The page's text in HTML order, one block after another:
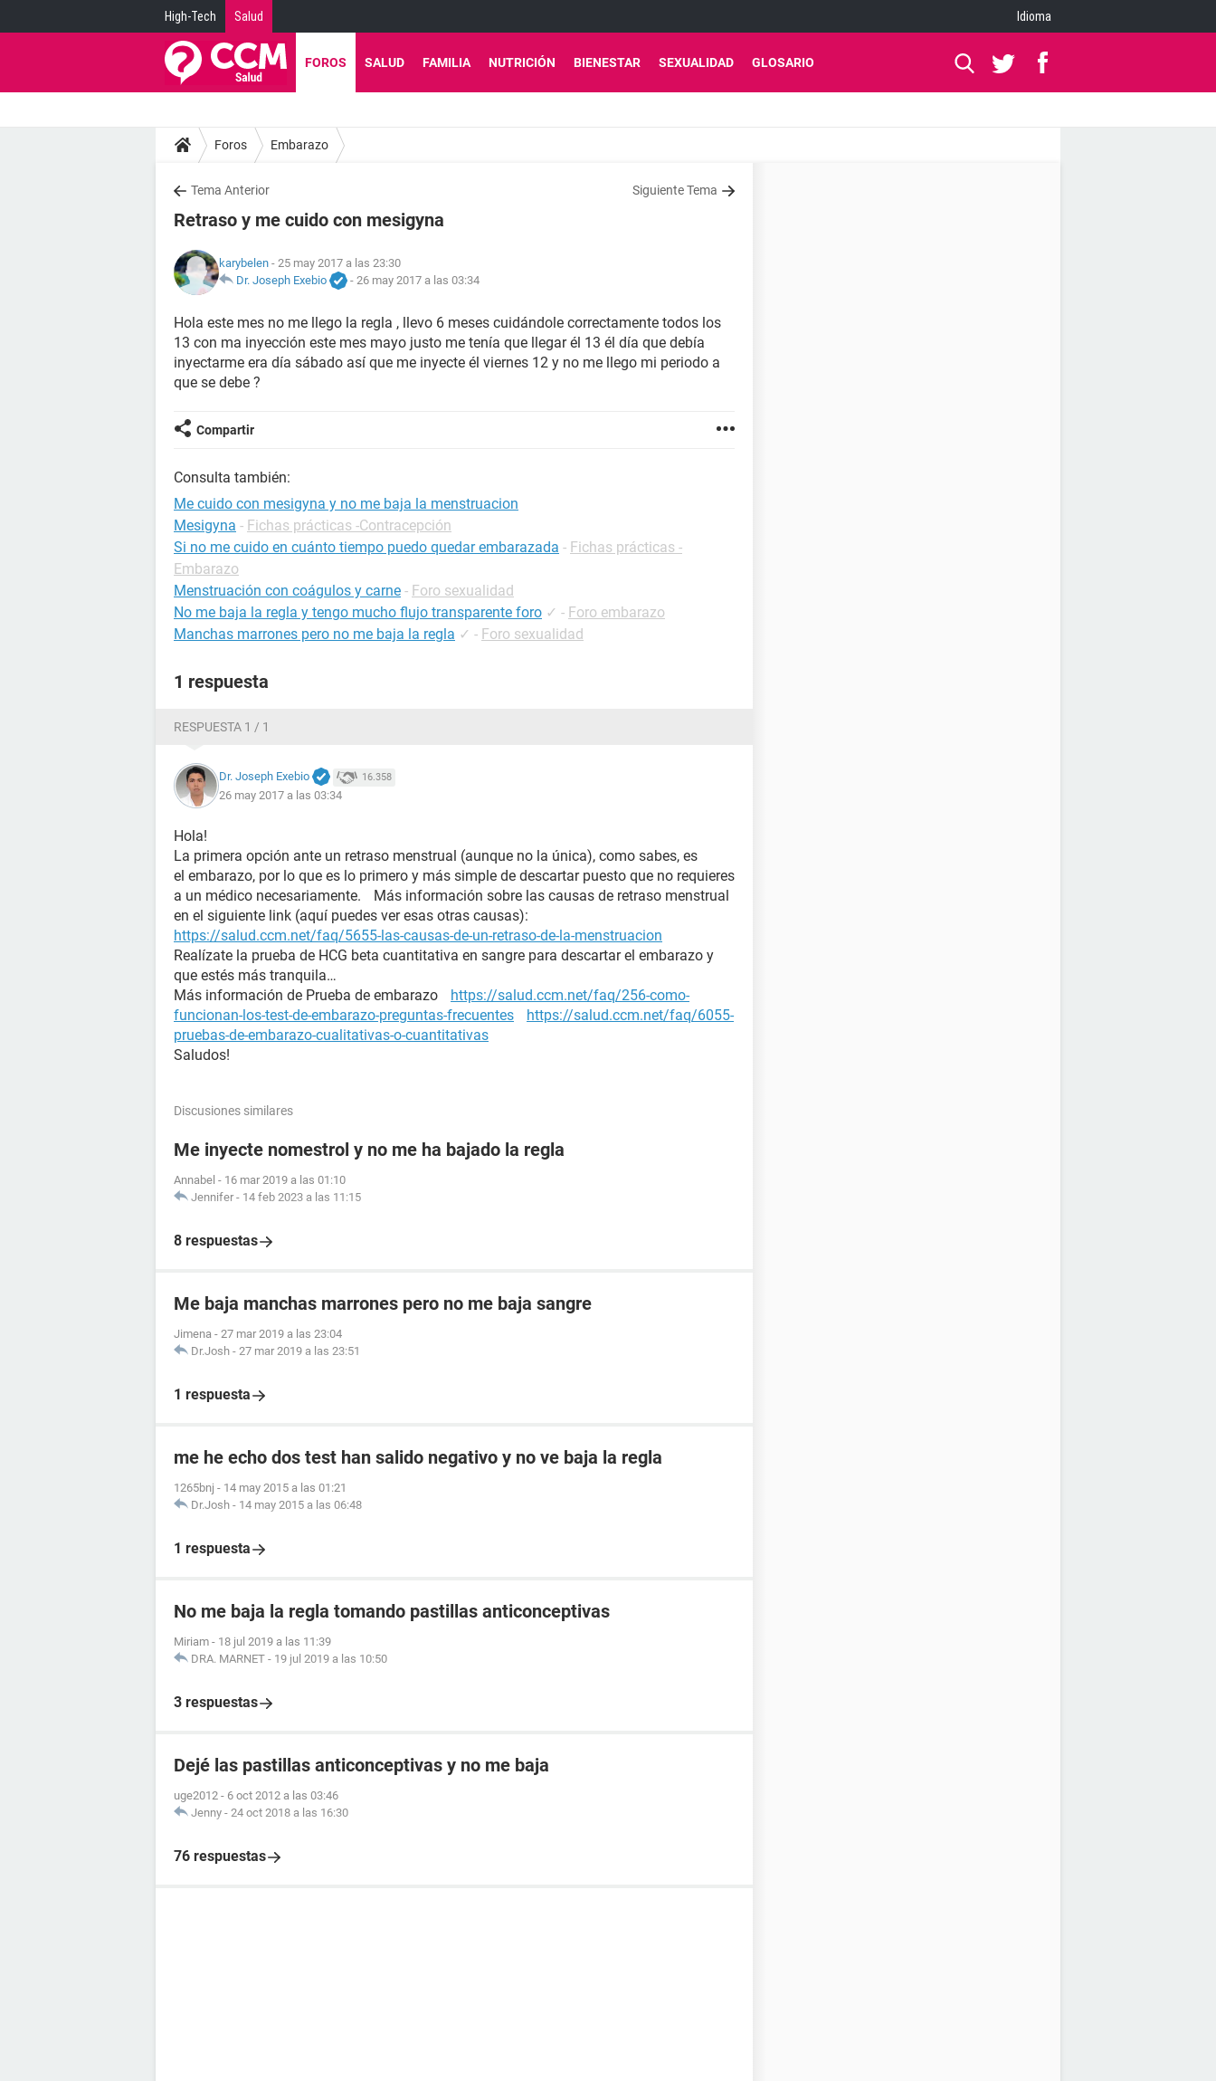
High-Tech Salud Idioma
FOROS SALUD FAMILIA NUTRICIÓN BIENESTAR SEXUALIDAD GLOSARIO
Foros Embarazo
Tema Anterior Siguiente Tema
Retraso y me cuido con mesigyna
karybelen - 25 may 2017 a las 23:30
Dr. Joseph Exebio
- 26 may 2017 a las 03:34
Hola este mes no me llego la regla , llevo 6 meses cuidándole correctamente todos los
13 con ma inyección este mes mayo justo me tenía que llegar él 13 él día que debía
inyectarme era día sábado así que me inyecte él viernes 12 y no me llego mi periodo a
que se debe ?
Compartir
Consulta también:
Me cuido con mesigyna y no me baja la menstruacion
Mesigyna - Fichas prácticas -Contracepción
Si no me cuido en cuánto tiempo puedo quedar embarazada - Fichas prácticas -
Embarazo
Menstruación con coágulos y carne - Foro sexualidad
No me baja la regla y tengo mucho flujo transparente foro ✓ - Foro embarazo
Manchas marrones pero no me baja la regla ✓ - Foro sexualidad
1 respuesta
RESPUESTA 1 / 1
Dr. Joseph Exebio 16.358
26 may 2017 a las 03:34
Hola!
La primera opción ante un retraso menstrual (aunque no la única), como sabes, es
el embarazo, por lo que es lo primero y más simple de descartar puesto que no requieres
a un médico necesariamente. Más información sobre las causas de retraso menstrual
en el siguiente link (aquí puedes ver esas otras causas):
https://salud.ccm.net/faq/5655-las-causas-de-un-retraso-de-la-menstruacion
Realízate la prueba de HCG beta cuantitativa en sangre para descartar el embarazo y
que estés más tranquila…
Más información de Prueba de embarazo https://salud.ccm.net/faq/256-como-
funcionan-los-test-de-embarazo-preguntas-frecuentes
https://salud.ccm.net/faq/6055-
pruebas-de-embarazo-cualitativas-o-cuantitativas
Saludos!
Discusiones similares
Me inyecte nomestrol y no me ha bajado la regla
Annabel - 16 mar 2019 a las 01:10
Jennifer - 14 feb 2023 a las 11:15
8 respuestas
Me baja manchas marrones pero no me baja sangre
Jimena - 27 mar 2019 a las 23:04
Dr.Josh - 27 mar 2019 a las 23:51
1 respuesta
me he echo dos test han salido negativo y no ve baja la regla
1265bnj - 14 may 2015 a las 01:21
Dr.Josh - 14 may 2015 a las 06:48
1 respuesta
No me baja la regla tomando pastillas anticonceptivas
Miriam - 18 jul 2019 a las 11:39
DRA. MARNET - 19 jul 2019 a las 10:50
3 respuestas
Dejé las pastillas anticonceptivas y no me baja
uge2012 - 6 oct 2012 a las 03:46
Jenny - 24 oct 2018 a las 16:30
76 respuestas